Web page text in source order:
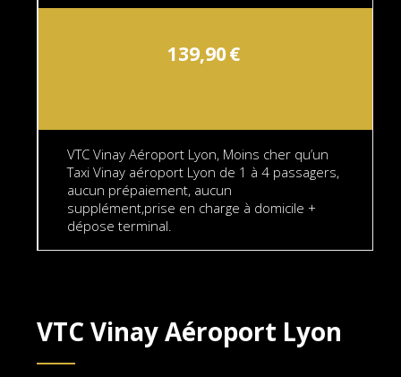
139,90€
VTC Vinay Aéroport Lyon, Moins cher qu’un
Taxi Vinay aéroport Lyon de 1 à 4 passagers,
aucun prépaiement, aucun
supplément,prise en charge à domicile +
dépose terminal.
VTC Vinay Aéroport Lyon